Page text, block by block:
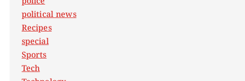
political news
Recipes
special
Sports
Tech